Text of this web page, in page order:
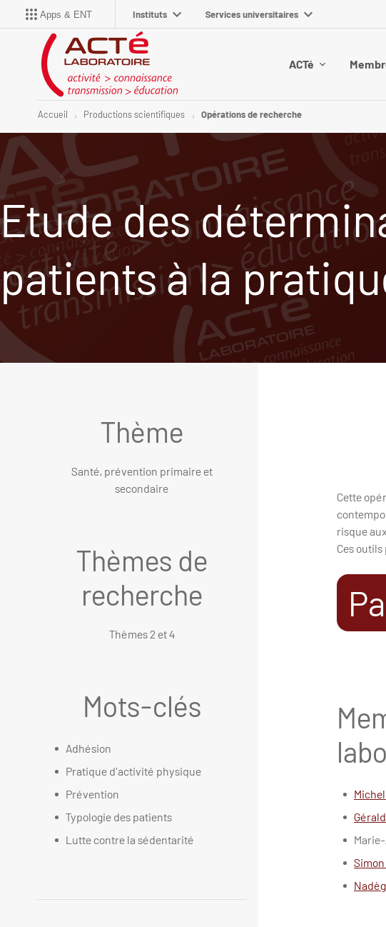
Apps & ENT Instituts Services universitaires
ACTé
Accueil Productions scientifiques Opérations de recherche
Etude des
patients à la
Cette
risque
Ces
Michel
Marie-
Simon
Thème
Santé, prévention primaire et
secondaire
Thèmes de
recherche
Thèmes 2 et 4
Mots-clés
Adhésion
Pratique d'activité physique
Prévention
Typologie des patients
Lutte contre la sédentarité